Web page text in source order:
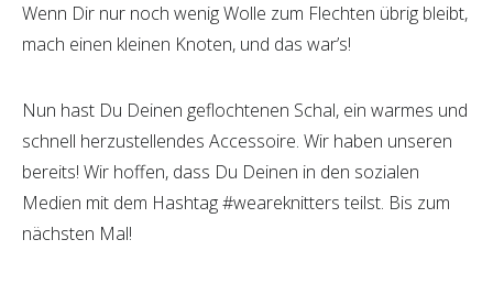
Wenn Dir nur noch wenig Wolle zum Flechten übrig bleibt,
mach einen kleinen Knoten, und das war’s!
Nun hast Du Deinen geflochtenen Schal, ein warmes und
schnell herzustellendes Accessoire. Wir haben unseren
bereits! Wir hoffen, dass Du Deinen in den sozialen
Medien mit dem Hashtag #weareknitters teilst. Bis zum
nächsten Mal!